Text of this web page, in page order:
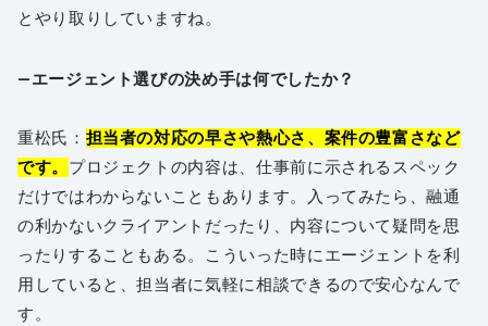
とやり取りしていますね。
―エージェント選びの決め手は何でしたか？
重松氏： 担当者の対応の早さや熱心さ、案件の豊富さなど
です。 プロジェクトの内容は、仕事前に示されるスペック
だけではわからないこともあります。入ってみたら、融通
の利かないクライアントだったり、内容について疑問を思
ったりすることもある。こういった時にエージェントを利
用していると、担当者に気軽に相談できるので安心なんで
す。